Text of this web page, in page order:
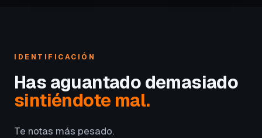
IDENTIFICACIÓN
Has aguantado demasiado
sintiéndote mal.
Te notas más pesado.